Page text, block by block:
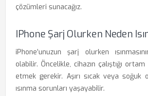
çözümleri sunacağız.
IPhone Şarj Olurken Neden
iPhone’unuzun şarj olurken
olabilir. Öncelikle, cihazın çalıştığı ortam
etmek gerekir. Aşırı sıcak veya soğuk
ısınma sorunları yaşayabilir.